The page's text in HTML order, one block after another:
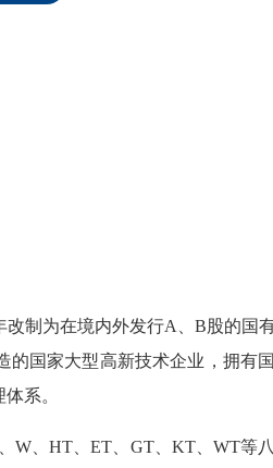
制为在境内外发行A、B股的国
国家大型高新技术企业，拥有
系。
W、HT、ET、GT、KT、WT等